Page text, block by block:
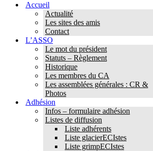
navigationAccueil
Actualité
Les sites des amis
Contact
L’ASSO
Le mot du président
Statuts – Règlement
Historique
Les membres du CA
Les assemblées générales : CR &
Photos
Adhésion
Infos – formulaire adhésion
Listes de diffusion
Liste adhérents
Liste glacierECIstes
Liste grimpECIstes